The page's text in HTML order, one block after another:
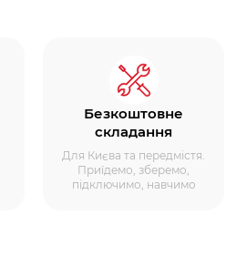
Безкоштовне
складання
Для Києва та передмістя.
Приїдемо, зберемо,
підключимо, навчимо